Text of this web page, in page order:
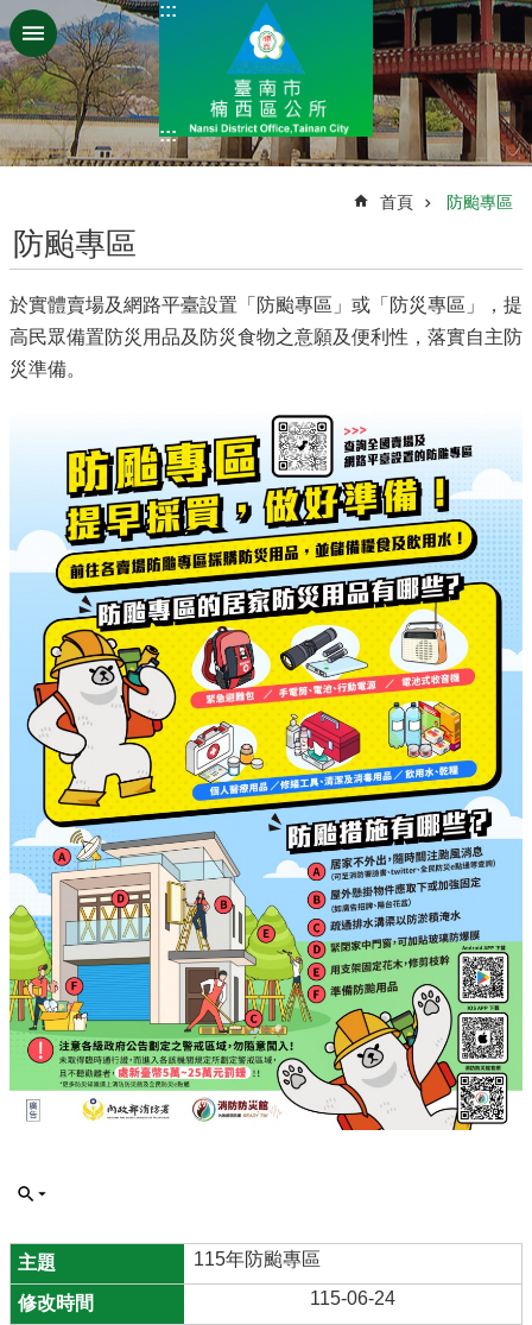
跳到主要內容區塊
:::
:::
首頁 防颱專區
防颱專區
於實體賣場及網路平臺設置「防颱專區」或「防災專區」，提
高民眾備置防災用品及防災食物之意願及便利性，落實自主防
災準備。
115年防颱專區
115-06-24